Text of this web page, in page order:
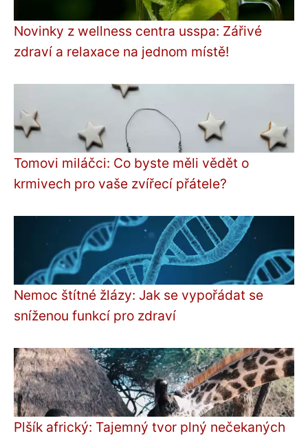
Novinky z wellness centra usspa: Zářivé
zdraví a relaxace na jednom místě!
Tomovi miláčci: Co byste měli vědět o
krmivech pro vaše zvířecí přátele?
Nemoc štítné žlázy: Jak se vypořádat se
sníženou funkcí pro zdraví
Plšík africký: Tajemný tvor plný nečekaných